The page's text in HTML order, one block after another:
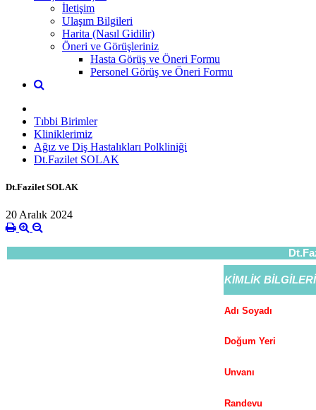
İletişim
Ulaşım Bilgileri
Harita (Nasıl Gidilir)
Öneri ve Görüşleriniz
Hasta Görüş ve Öneri Formu
Personel Görüş ve Öneri Formu
Tıbbi Birimler
Kliniklerimiz
Ağız ve Diş Hastalıkları Polkliniği
Dt.Fazilet SOLAK
Dt.Fazilet SOLAK
20 Aralık 2024
KİMLİK BİLGİLERİ
Adı Soyadı
Doğum Yeri
Unvanı
Randevu